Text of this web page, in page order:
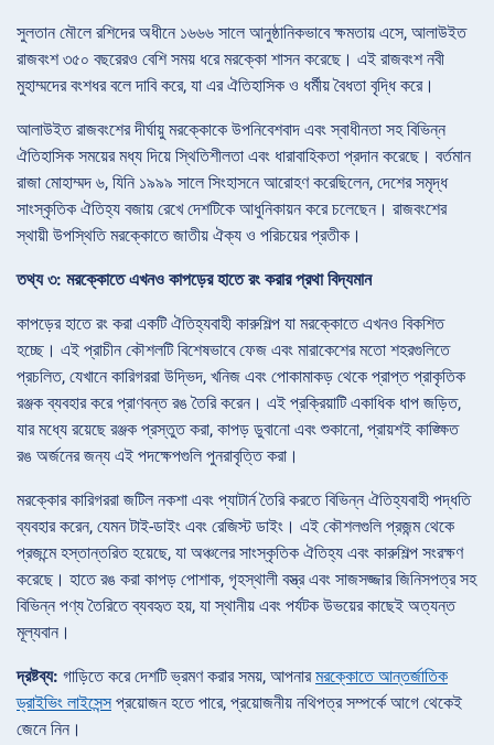
সুলতান মৌলে রশিদের অধীনে ১৬৬৬ সালে আনুষ্ঠানিকভাবে ক্ষমতায় এসে, আলাউইত
রাজবংশ ৩৫০ বছরেরও বেশি সময় ধরে মরক্কো শাসন করেছে। এই রাজবংশ নবী
মুহাম্মদের বংশধর বলে দাবি করে, যা এর ঐতিহাসিক ও ধর্মীয় বৈধতা বৃদ্ধি করে।
আলাউইত রাজবংশের দীর্ঘায়ু মরক্কোকে উপনিবেশবাদ এবং স্বাধীনতা সহ বিভিন্ন
ঐতিহাসিক সময়ের মধ্য দিয়ে স্থিতিশীলতা এবং ধারাবাহিকতা প্রদান করেছে। বর্তমান
রাজা মোহাম্মদ ৬, যিনি ১৯৯৯ সালে সিংহাসনে আরোহণ করেছিলেন, দেশের সমৃদ্ধ
সাংস্কৃতিক ঐতিহ্য বজায় রেখে দেশটিকে আধুনিকায়ন করে চলেছেন। রাজবংশের
স্থায়ী উপস্থিতি মরক্কোতে জাতীয় ঐক্য ও পরিচয়ের প্রতীক।
তথ্য ৩: মরক্কোতে এখনও কাপড়ের হাতে রং করার প্রথা বিদ্যমান
কাপড়ের হাতে রং করা একটি ঐতিহ্যবাহী কারুশিল্প যা মরক্কোতে এখনও বিকশিত
হচ্ছে। এই প্রাচীন কৌশলটি বিশেষভাবে ফেজ এবং মারাকেশের মতো শহরগুলিতে
প্রচলিত, যেখানে কারিগররা উদ্ভিদ, খনিজ এবং পোকামাকড় থেকে প্রাপ্ত প্রাকৃতিক
রঞ্জক ব্যবহার করে প্রাণবন্ত রঙ তৈরি করেন। এই প্রক্রিয়াটি একাধিক ধাপ জড়িত,
যার মধ্যে রয়েছে রঞ্জক প্রস্তুত করা, কাপড় ডুবানো এবং শুকানো, প্রায়শই কাঙ্ক্ষিত
রঙ অর্জনের জন্য এই পদক্ষেপগুলি পুনরাবৃত্তি করা।
মরক্কোর কারিগররা জটিল নকশা এবং প্যাটার্ন তৈরি করতে বিভিন্ন ঐতিহ্যবাহী পদ্ধতি
ব্যবহার করেন, যেমন টাই-ডাইং এবং রেজিস্ট ডাইং। এই কৌশলগুলি প্রজন্ম থেকে
প্রজন্মে হস্তান্তরিত হয়েছে, যা অঞ্চলের সাংস্কৃতিক ঐতিহ্য এবং কারুশিল্প সংরক্ষণ
করেছে। হাতে রঙ করা কাপড় পোশাক, গৃহস্থালী বস্ত্র এবং সাজসজ্জার জিনিসপত্র সহ
বিভিন্ন পণ্য তৈরিতে ব্যবহৃত হয়, যা স্থানীয় এবং পর্যটক উভয়ের কাছেই অত্যন্ত
মূল্যবান।
দ্রষ্টব্য: গাড়িতে করে দেশটি ভ্রমণ করার সময়, আপনারমরক্কোতে আন্তর্জাতিক
ড্রাইভিং লাইসেন্সপ্রয়োজন হতে পারে, প্রয়োজনীয় নথিপত্র সম্পর্কে আগে থেকেই
জেনে নিন।